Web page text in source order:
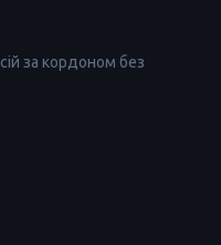
за кордоном без